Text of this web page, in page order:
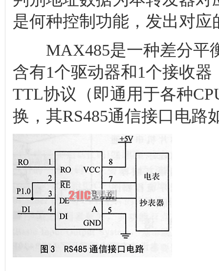
是何种控制功能，发出对应
MAX485是一种差分平
含有1个驱动器和1个接收
TTL协议（即通用于各种
换，其RS485通信接口电路